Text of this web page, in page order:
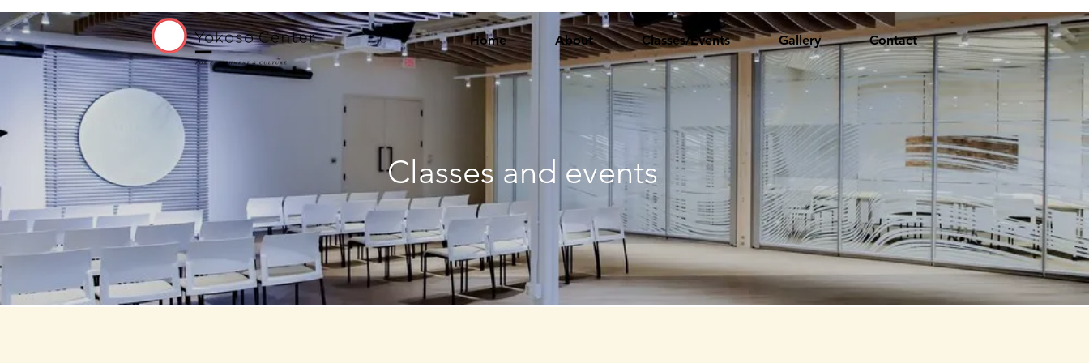
Home About Classes/Events Gallery Contact
Classes and events